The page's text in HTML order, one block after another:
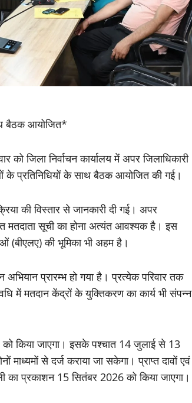
बैठक आयोजित*
को जिला निर्वाचन कार्यालय में अपर जिलाधिकारी
के प्रतिनिधियों के साथ बैठक आयोजित की गई।
की विस्तार से जानकारी दी गई। अपर
मतदाता सूची का होना अत्यंत आवश्यक है। इस
(बीएलए) की भूमिका भी अहम है।
प्रारम्भ हो गया है। प्रत्येक परिवार तक
में मतदान केंद्रों के युक्तिकरण का कार्य भी संपन्न
को किया जाएगा। इसके पश्चात 14 जुलाई से 13
से दर्ज कराया जा सकेगा। प्राप्त दावों एवं
का प्रकाशन 15 सितंबर 2026 को किया जाएगा।